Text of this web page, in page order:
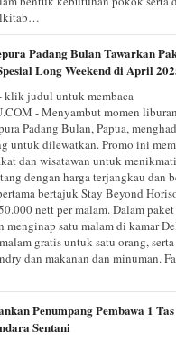
Padang Bulan Tawarkan
Long Weekend di April
klik judul untuk membaca
- Menyambut momen
Padang Bulan, Papua,
untuk dilewatkan. Promo ini
dan wisatawan untuk
dengan harga terjangkau dan
bertajuk Stay Beyond
nett per malam. Dalam
menginap satu malam di kamar
gratis untuk satu orang,
dan makanan dan minuman.
Penumpang Pembawa 1
Sentani